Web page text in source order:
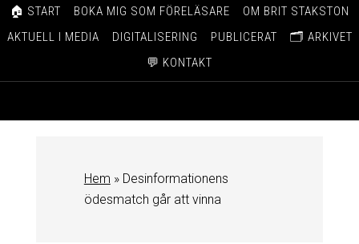
🏠 START BOKA MIG SOM FÖRELÄSARE
OM BRIT STAKSTON
AKTUELL I MEDIA
DIGITALISERING PUBLICERAT
🗂️ ARKIVET
💬 KONTAKT
Hem » Desinformationens
ödesmatch går att vinna